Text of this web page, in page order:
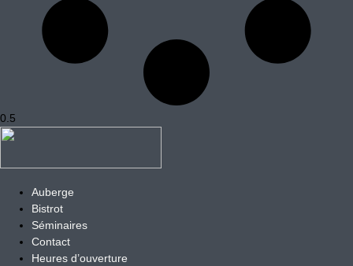
Auberge
Bistrot
Séminaires
Contact
Heures d’ouverture